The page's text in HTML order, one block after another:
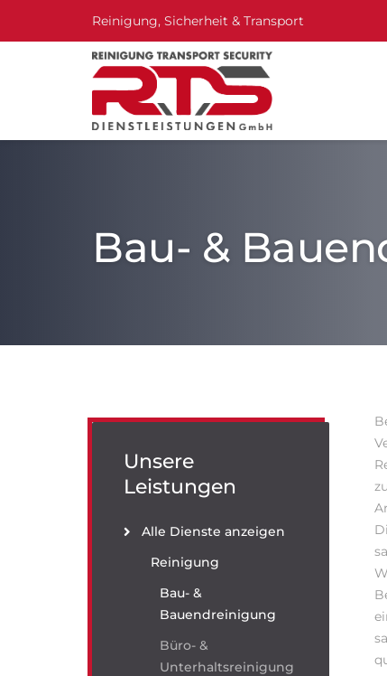
Reinigung, Sicherheit & Transport
Bau- &
Unsere
Leistungen
Alle Dienste anzeigen
Reinigung
Bau- &
Bauendreinigung
Büro- &
Unterhaltsreinigung